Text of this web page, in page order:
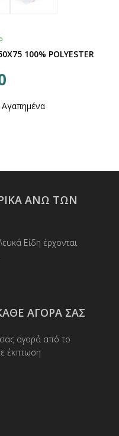
100% POLYESTER
ΑΝΩ ΤΩΝ
Είδη έρχονται
ΑΓΟΡΑ ΣΑΣ
αγορά από το
έκπτωση